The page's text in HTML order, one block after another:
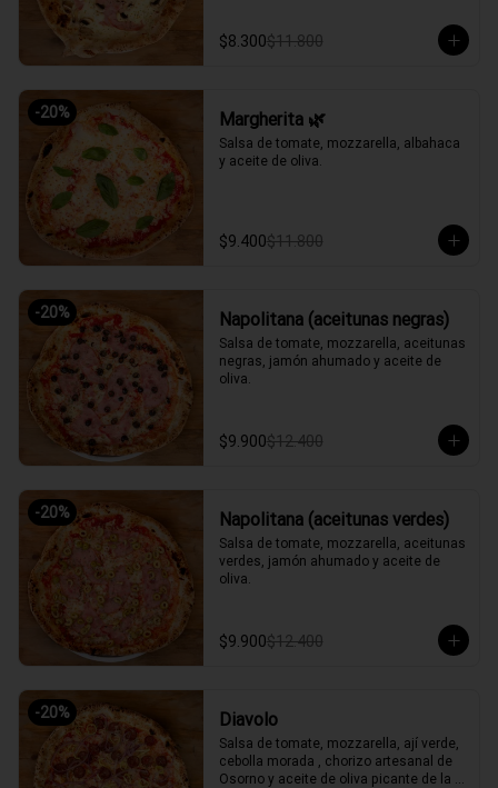
$8.300$11.800
-20% Margherita 🌿
Salsa de tomate, mozzarella, albahaca
y aceite de oliva.
$9.400$11.800
-20% Napolitana (aceitunas negras)
Salsa de tomate, mozzarella, aceitunas
negras, jamón ahumado y aceite de
oliva.
$9.900$12.400
-20% Napolitana (aceitunas verdes)
Salsa de tomate, mozzarella, aceitunas
verdes, jamón ahumado y aceite de
oliva.
$9.900$12.400
-20% Diavolo
Salsa de tomate, mozzarella, ají verde,
cebolla morada , chorizo artesanal de
Osorno y aceite de oliva picante de la